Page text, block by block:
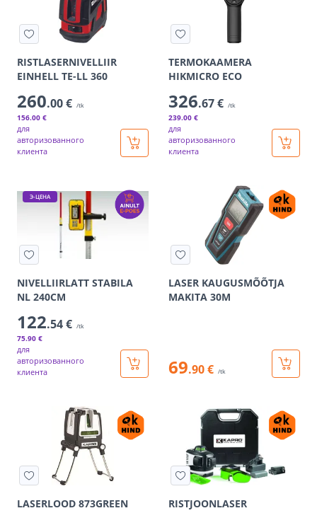
RISTLASERNIVELLIIR
EINHELL TE-LL 360
260.00 € /tk
156.00 €
для
авторизованного
клиента
TERMOKAAMERA
HIKMICRO ECO
326.67 € /tk
239.00 €
для
авторизованного
клиента
Э-ЦЕНА
NIVELLIIRLATT STABILA
NL 240CM
122.54 € /tk
75.90 €
для
авторизованного
клиента
LASER KAUGUSMÕÕTJA
MAKITA 30M
69.90 € /tk
LASERLOOD 873GREEN
RISTJOONLASER